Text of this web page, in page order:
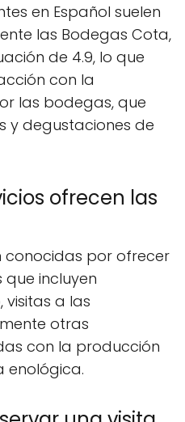
en Español suelen
las Bodegas Cota,
de 4.9, lo que
con la
las bodegas, que
y degustaciones de
ofrecen las
conocidas por ofrecer
incluyen
visitas a las
otras
con la producción
enológica.